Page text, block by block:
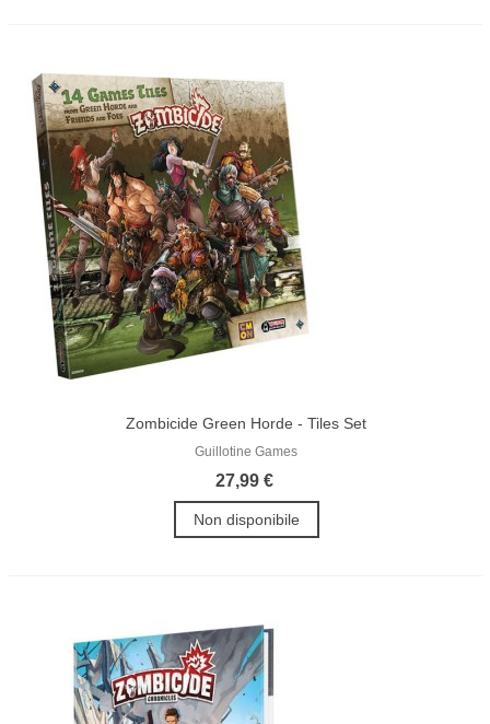
Zombicide Green Horde - Tiles Set
Guillotine Games
27,99 €
Non disponibile